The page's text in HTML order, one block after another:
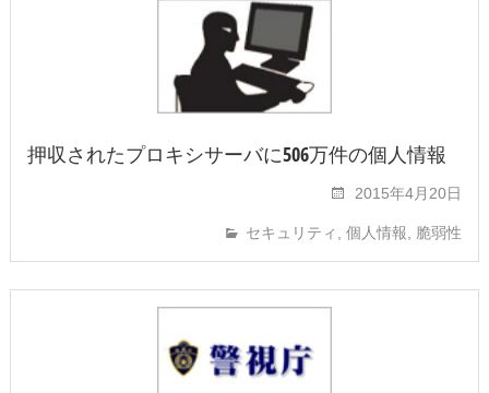
押収されたプロキシサーバに506万件の個人情報
2015年4月20日
セキュリティ ,個人情報 脆弱性